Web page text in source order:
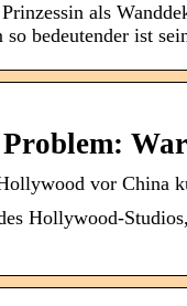
als
bedeutender ist
vor China
Hollywood-